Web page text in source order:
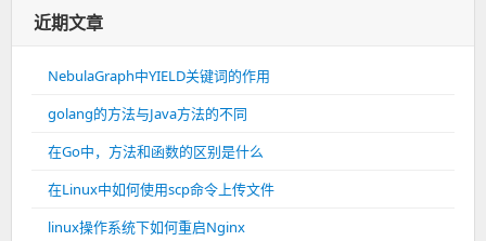
近期文章
NebulaGraph中YIELD关键词的作用
golang的方法与Java方法的不同
在Go中，方法和函数的区别是什么
在Linux中如何使用scp命令上传文件
linux操作系统下如何重启Nginx